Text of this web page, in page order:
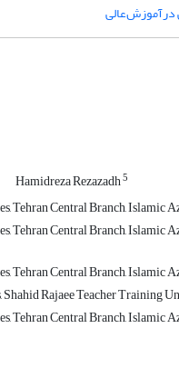
درآموزش‌عالی
Hamidreza Rezazadh5
Tehran Central Branch, Islamic
Tehran Central Branch, Islamic
Tehran Central Branch, Islamic
Rajaee Teacher Training
Tehran Central Branch, Islamic